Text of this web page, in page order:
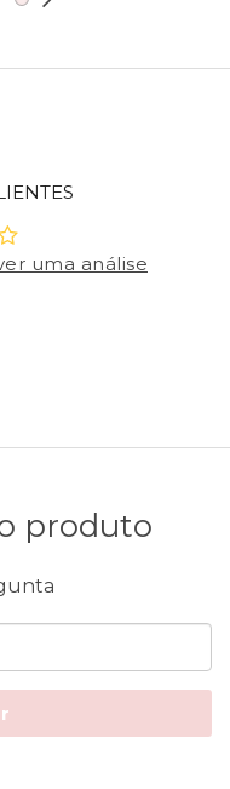
uma análise
produto